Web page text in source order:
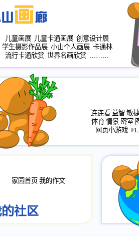
儿童画展 儿童卡通画展 创意设计展
学生摄影作品展 小山个人画展 卡通林
流行卡通欣赏 世界名画欣赏 ………
连连看 益智 敏捷
体育 情景 密室
网页小游戏
家园首页 我的作文